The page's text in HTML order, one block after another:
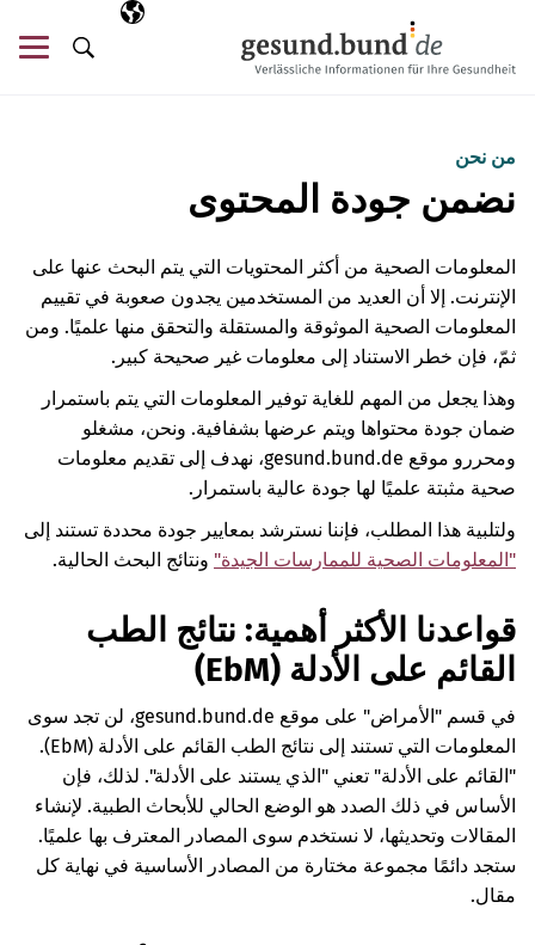
اللغة المختارة
AR
البحث
من نحن
نضمن جودة المحتوى
المعلومات الصحية من أكثر المحتويات التي يتم البحث عنها على
الإنترنت. إلا أن العديد من المستخدمين يجدون صعوبة في تقييم
المعلومات الصحية الموثوقة والمستقلة والتحقق منها علميًا. ومن
ثمّ، فإن خطر الاستناد إلى معلومات غير صحيحة كبير.
وهذا يجعل من المهم للغاية توفير المعلومات التي يتم باستمرار
ضمان جودة محتواها ويتم عرضها بشفافية. ونحن، مشغلو
ومحررو موقع gesund.bund.de، نهدف إلى تقديم معلومات
صحية مثبتة علميًا لها جودة عالية باستمرار.
ولتلبية هذا المطلب، فإننا نسترشد بمعايير جودة محددة تستند إلى
"المعلومات الصحية للممارسات الجيدة" ونتائج البحث الحالية.
قواعدنا الأكثر أهمية: نتائج الطب
القائم على الأدلة (EbM)
في قسم "الأمراض" على موقع gesund.bund.de، لن تجد سوى
المعلومات التي تستند إلى نتائج الطب القائم على الأدلة (EbM).
"القائم على الأدلة" تعني "الذي يستند على الأدلة". لذلك، فإن
الأساس في ذلك الصدد هو الوضع الحالي للأبحاث الطبية. لإنشاء
المقالات وتحديثها، لا نستخدم سوى المصادر المعترف بها علميًا.
ستجد دائمًا مجموعة مختارة من المصادر الأساسية في نهاية كل
مقال.